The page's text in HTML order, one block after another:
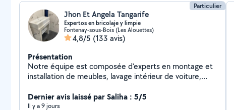
Particulier
Jhon Et Angela Tangarife
Expertos en bricolaje y limpie
Fontenay-sous-Bois (Les Alouettes)
4,8/5 (133 avis)
Présentation
Notre équipe est composée d'experts en montage et
installation de meubles, lavage intérieur de voiture,
peinture, réparations à domicile et nettoyage de
maison. Nous sommes toujours attentifs aux détails
Dernier avis laissé par Saliha : 5/5
Il y a 9 jours